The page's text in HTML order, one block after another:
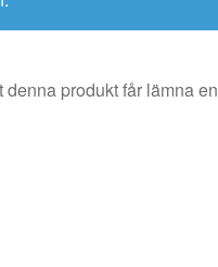
produkt får lämna en